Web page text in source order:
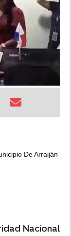
De Arraiján
Nacional